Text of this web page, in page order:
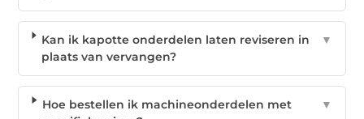
Kan ik kapotte onderdelen laten reviseren in
plaats van vervangen?
▼
Hoe bestellen ik machineonderdelen met
▼